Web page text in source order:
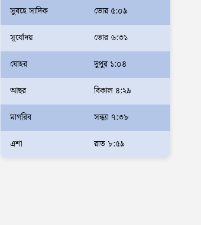
ব্যারিস্টার মীর হেলাল
কার্যকর উদ্যোগ নেয়ার আহ্বান
পার্বত্য প্রতিমন্ত্রীর
খুনের মামলায় গ্রেপ্তার তার স্বামী
সুবহে সাদিক ভোর ৫:০৯
সূর্যোদয় ভোর ৬:৩১
যোহর দুপুর ১:০৪
আছর বিকাল ৪:২৯
মাগরিব সন্ধ্যা ৭:৩৮
এশা রাত ৮:৫৯